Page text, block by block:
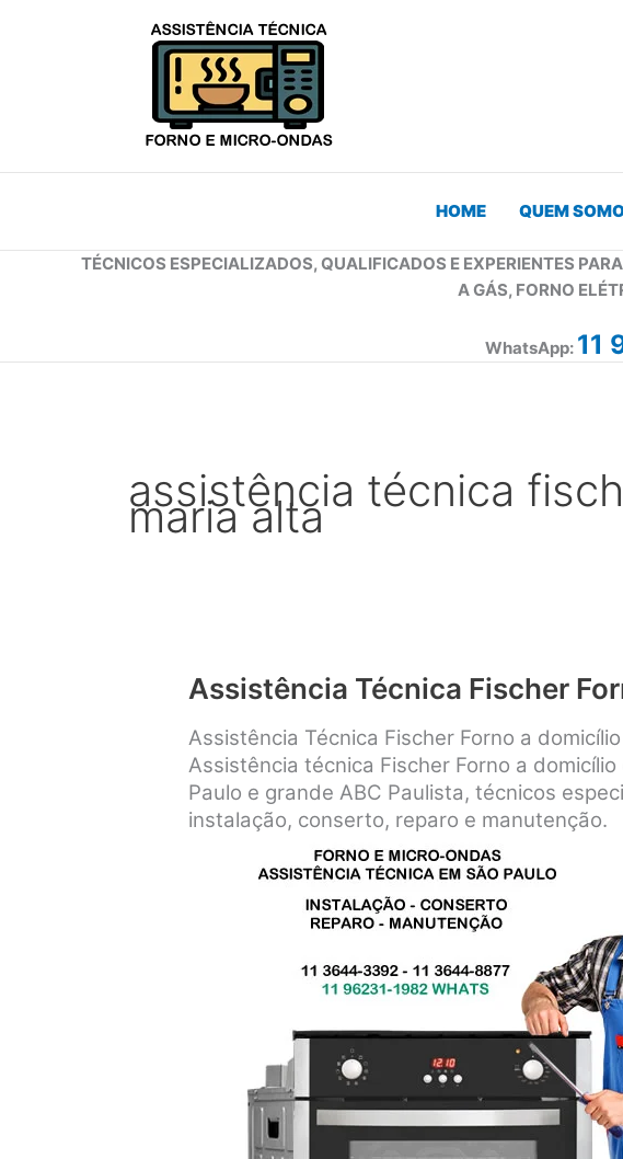
HOME QUEM
TÉCNICOS ESPECIALIZADOS, QUALIFICADOS E EXPERIENTES
A GÁS, FORNO
WhatsApp: 11
assistência técnica
maria alta
Assistência Técnica Fischer
Assistência Técnica Fischer Forno a
Assistência técnica Fischer Forno a
Paulo e grande ABC Paulista, técnicos
instalação, conserto, reparo e manutenção.